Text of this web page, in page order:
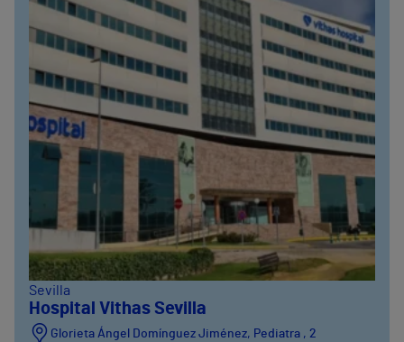
Sevilla
Hospital Vithas Sevilla
Glorieta Ángel Domínguez Jiménez, Pediatra , 2